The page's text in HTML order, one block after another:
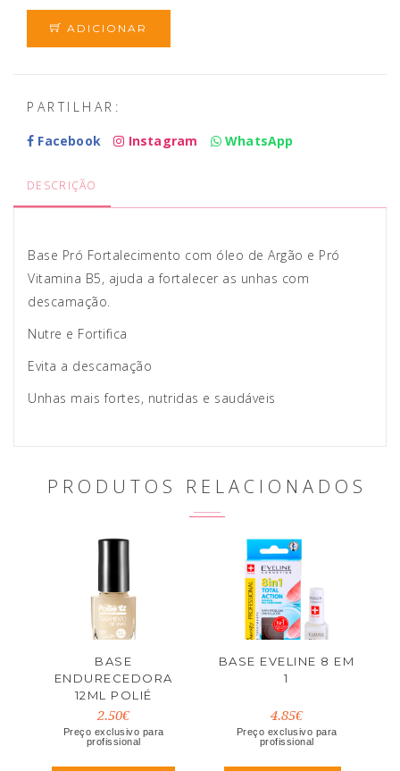
ADICIONAR
PARTILHAR:
Facebook
Instagram WhatsApp
DESCRIÇÃO
Base Pró Fortalecimento com óleo de Argão e Pró
Vitamina B5, ajuda a fortalecer as unhas com
descamação.
Nutre e Fortifica
Evita a descamação
Unhas mais fortes, nutridas e saudáveis
PRODUTOS RELACIONADOS
BASE
ENDURECEDORA
12ML POLIÉ
2.50€
Preço exclusivo para
profissional
BASE EVELINE 8 EM
1
4.85€
Preço exclusivo para
profissional